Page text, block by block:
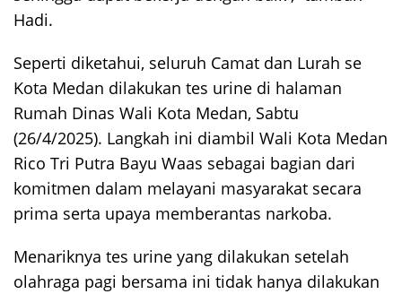
Hadi.
Seperti diketahui, seluruh Camat dan Lurah se
Kota Medan dilakukan tes urine di halaman
Rumah Dinas Wali Kota Medan, Sabtu
(26/4/2025). Langkah ini diambil Wali Kota Medan
Rico Tri Putra Bayu Waas sebagai bagian dari
komitmen dalam melayani masyarakat secara
prima serta upaya memberantas narkoba.
Menariknya tes urine yang dilakukan setelah
olahraga pagi bersama ini tidak hanya dilakukan